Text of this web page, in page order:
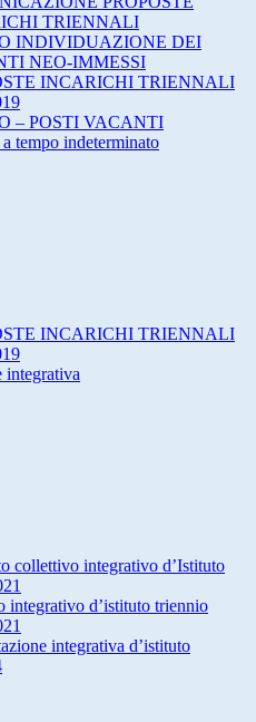
TRIENNALI
INDIVIDUAZIONE DEI
NEO-IMMESSI
INCARICHI TRIENNALI
– POSTI VACANTI
tempo indeterminato
INCARICHI TRIENNALI
integrativa
collettivo integrativo d’Istituto
integrativo d’istituto triennio
integrativa d’istituto